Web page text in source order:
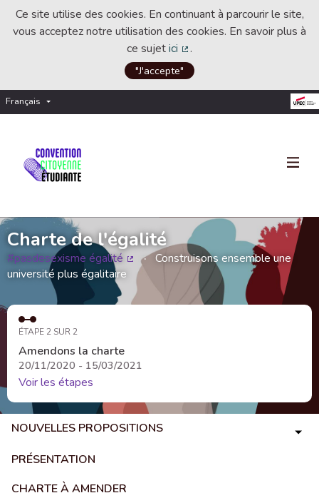
Ce site utilise des cookies. En continuant à parcourir le site,
vous acceptez notre utilisation des cookies. En savoir plus à
ce sujetici
(Lien externe)
.
"J'accepte"
Français Choisir la langue
Charte de l'égalité
#pasdesexisme égalité
(Lien externe)
Construisons ensemble une
université plus égalitaire
ÉTAPE 2 SUR 2
Amendons la charte
20/11/2020 - 15/03/2021
Voir les étapes
NOUVELLES PROPOSITIONS
PRÉSENTATION
CHARTE À AMENDER